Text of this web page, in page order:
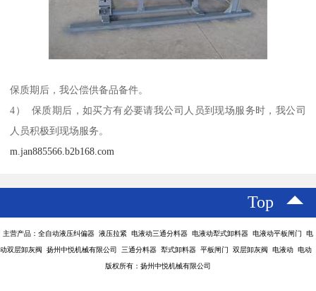
保质期后，我公偿供备品备件。
4） 保质期后，如买方有必要请我公司人员到现场服务时，我公司
人员积极到现场服务。
m.jan885566.b2b168.com
Top
主营产品：全自动液压纠偏器 液压拉紧 电液动三通分料器 电液动犁式卸料器 电液动平板闸门 电
动双层卸灰阀 扬州中悦机械有限公司 三通分料器 犁式卸料器 平板闸门 双层卸灰阀 电液动 电动
版权所有：扬州中悦机械有限公司